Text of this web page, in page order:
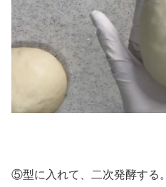
⑤型に入れて、二次発酵する。